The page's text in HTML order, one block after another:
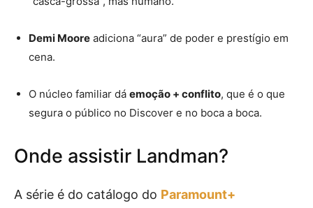
Demi Moore adiciona “aura” de poder e prestígio em
cena.
O núcleo familiar dá emoção + conflito, que é o que
segura o público no Discover e no boca a boca.
Onde assistir Landman?
A série é do catálogo do Paramount+